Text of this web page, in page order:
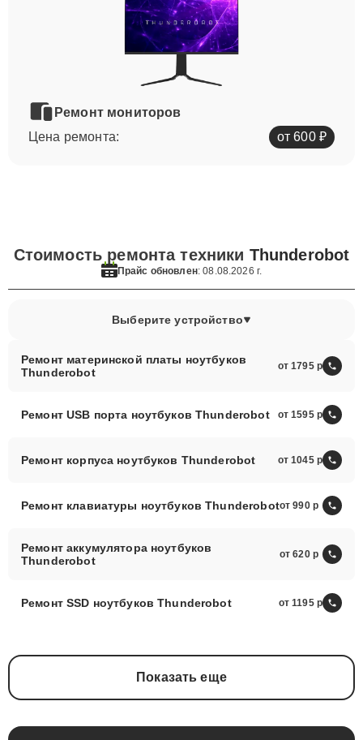
Ремонт мониторов
Цена ремонта:
от 600 ₽
Стоимость ремонта техники Thunderobot
Прайс обновлен: 08.08.2026 г.
Выберите устройство
Ремонт материнской платы ноутбуков
Thunderobot
от 1795
Ремонт USB порта ноутбуков Thunderobot от 1595
Ремонт корпуса ноутбуков Thunderobot от 1045
Ремонт клавиатуры ноутбуков Thunderobotот 990
Ремонт аккумулятора ноутбуков
Thunderobot
от 620
Ремонт SSD ноутбуков Thunderobot от 1195
Показать еще